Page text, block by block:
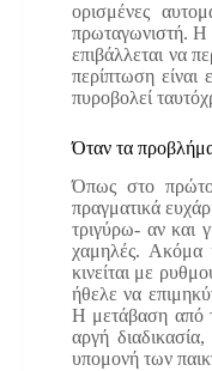
ορισμένες
πρωταγωνιστή. Η
επιβάλλεται να
περίπτωση είναι
πυροβολεί
Όταν τα
Όπως στο
πραγματικά
τριγύρω- αν και
χαμηλές. Ακόμα
κινείται με
ήθελε να
Η μετάβαση από
αργή
υπομονή των